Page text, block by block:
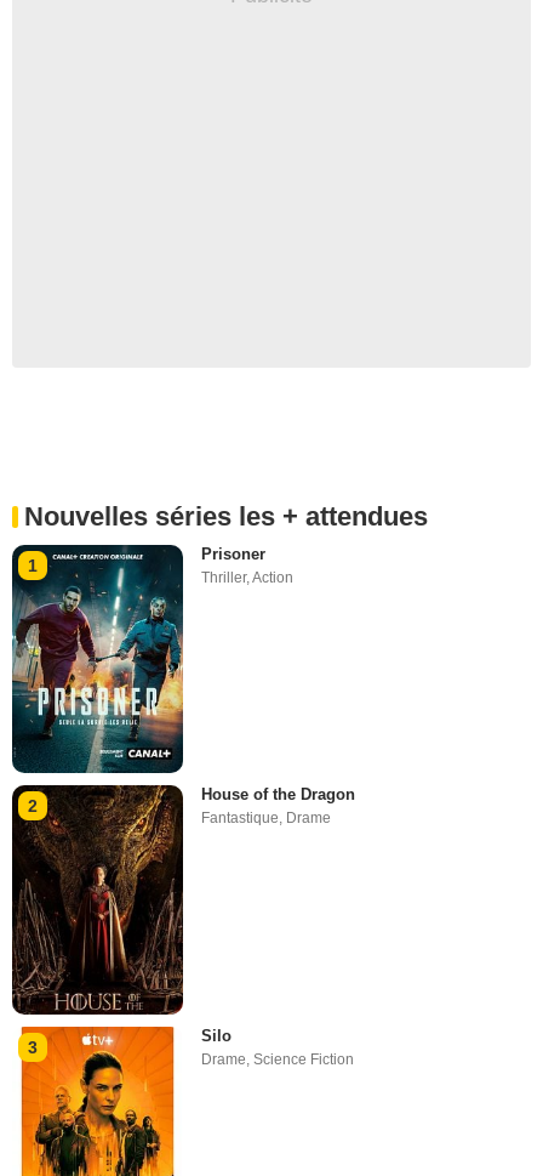
Nouvelles séries les + attendues
1
Prisoner
Thriller,Action
2
House of the Dragon
Fantastique, Drame
3
Silo
Drame ,Science Fiction